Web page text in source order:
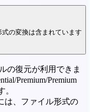
式の変換は含まれています
の復元が利用できま
Premium/Premium
。
には、ファイル形式の